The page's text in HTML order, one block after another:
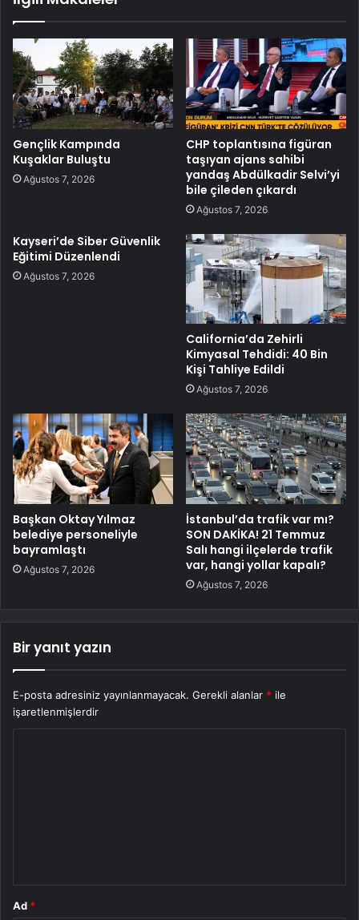
Gençlik Kampında
Kuşaklar Buluştu
Ağustos 7, 2026
CHP toplantısına figüran
taşıyan ajans sahibi
yandaş Abdülkadir Selvi’yi
bile çileden çıkardı
Ağustos 7, 2026
Kayseri’de Siber Güvenlik
Eğitimi Düzenlendi
Ağustos 7, 2026
California’da Zehirli
Kimyasal Tehdidi: 40 Bin
Kişi Tahliye Edildi
Ağustos 7, 2026
Başkan Oktay Yılmaz
belediye personeliyle
bayramlaştı
Ağustos 7, 2026
İstanbul’da trafik var mı?
SON DAKİKA! 21 Temmuz
Salı hangi ilçelerde trafik
var, hangi yollar kapalı?
Ağustos 7, 2026
Bir yanıt yazın
E-posta adresiniz yayınlanmayacak. Gerekli alanlar * ile
işaretlenmişlerdir
Ad *